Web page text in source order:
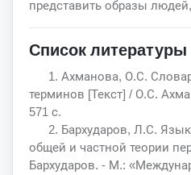
представить образы
Список литературы
1. Ахманова, О.С.
терминов [Текст] / О.С.
571 с.
2. Бархударов, Л.С.
общей и частной теории
Бархударов. - М.: